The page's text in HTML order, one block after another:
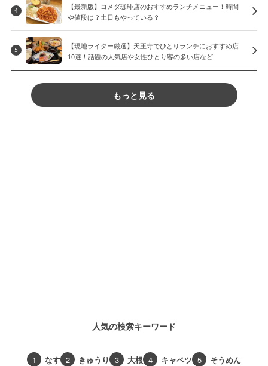
4
【最新版】コメダ珈琲店のおすすめランチメニュー！時間
や値段は？土日もやっている？
5
【現地ライター厳選】天王寺でひとりランチにおすすめ店
10選！話題の人気店や女性ひとり客の多い店など
もっと見る
人気の検索キーワード
1 なす 2 きゅうり 3 大根 4 キャベツ 5 そうめん